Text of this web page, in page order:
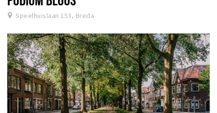
Speelhuislaan 153, Breda